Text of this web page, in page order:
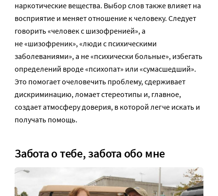
наркотические вещества. Выбор слов также влияет на
восприятие и меняет отношение к человеку. Следует
говорить «человек с шизофренией», а
не «шизофреник», «люди с психическими
заболеваниями», а не «психически больные», избегать
определений вроде «психопат» или «сумасшедший».
Это помогает очеловечить проблему, сдерживает
дискриминацию, ломает стереотипы и, главное,
создает атмосферу доверия, в которой легче искать и
получать помощь.
Забота о тебе, забота обо мне